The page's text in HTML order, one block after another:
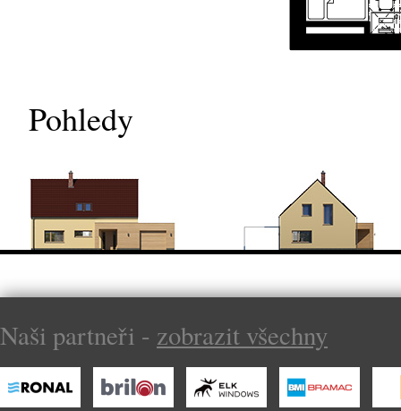
Pohledy
Naši partneři - zobrazit všechny